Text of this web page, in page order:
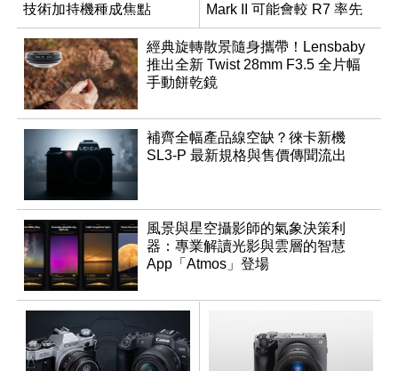
技術加持機種成焦點
Mark II 可能會較 R7 率先
推出
經典旋轉散景隨身攜帶！Lensbaby
推出全新 Twist 28mm F3.5 全片幅
手動餅乾鏡
補齊全幅產品線空缺？徠卡新機
SL3-P 最新規格與售價傳聞流出
風景與星空攝影師的氣象決策利
器：專業解讀光影與雲層的智慧
App「Atmos」登場